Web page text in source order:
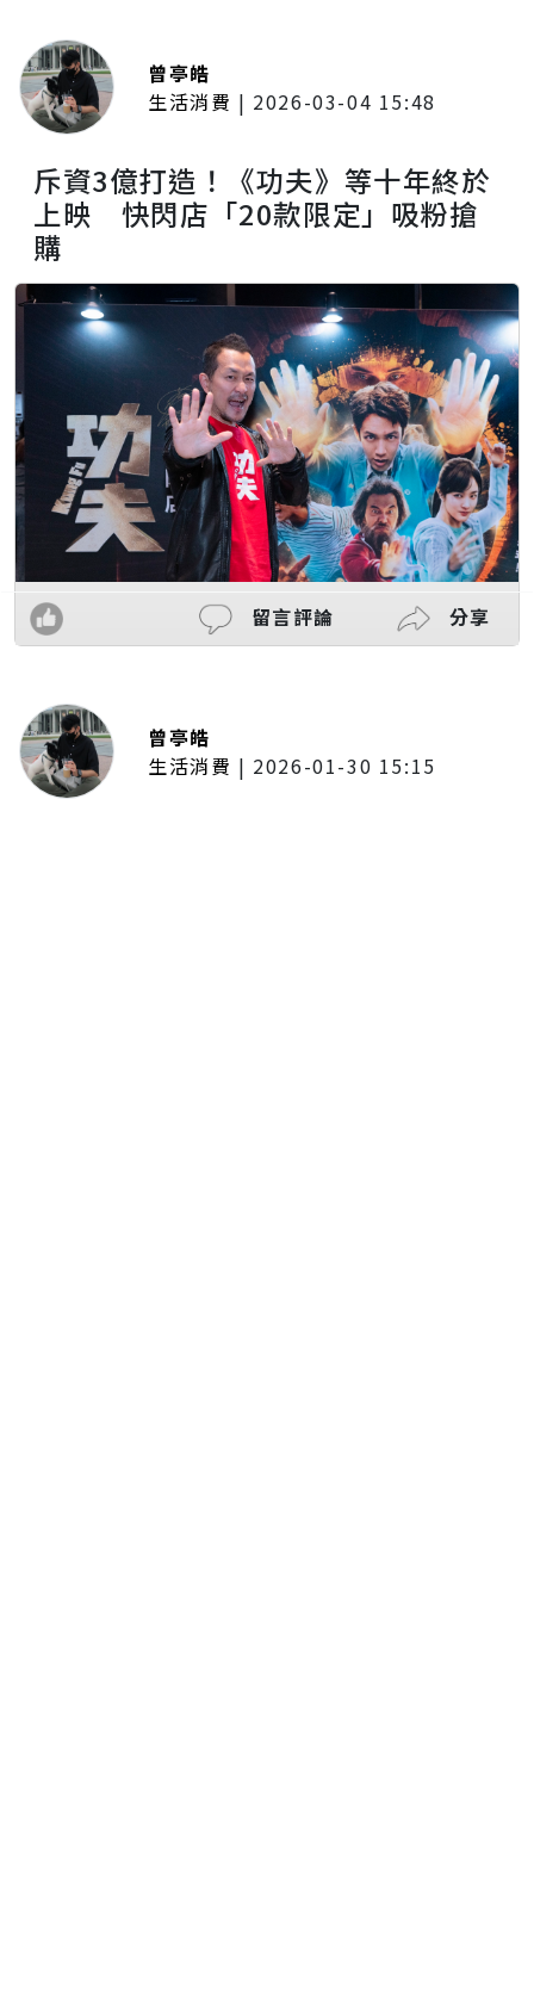
曾亭皓
生活消費 | 2026-03-04 15:48
斥資3億打造！《功夫》等十年終於
上映 快閃店「20款限定」吸粉搶
購
留言評論 分享
曾亭皓
生活消費 | 2026-01-30 15:15